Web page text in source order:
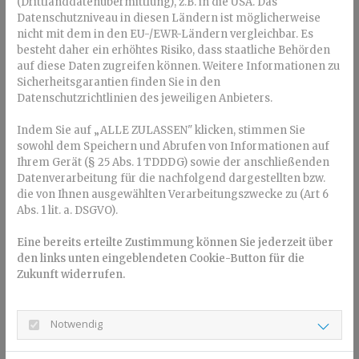
nächtlichem Schwitzen. Die Mundatmung in der Nacht
kann ein weiteres Anzeichen für einen gestörten Schlaf
sein.
Symptome am Tag
Auch am Tag machen sich die Auswirkungen der
Schlafapnoe bemerkbar. Neben einer übermäßigen
Tagesmüdigkeit und einer erhöhten Reizbarkeit können
Konzentrationsstörungen und Verhaltensauffälligkeiten
wie Unruhe und Hyperaktivität auftreten. Zudem kann es
aufgrund des nächtlichen Sauerstoffmangels zu
morgendlichen Kopfschmerzen kommen. Auch am Tag hat
Mundatmung etabliert.
Risikofaktoren
Zu den Risikofaktoren einer Schlafapnoe bei Kindern
zählen Übergewicht, vergrößerte Mandeln/Polypen,
Mundatmung sowie Kieferfehlwachstum.
Datenschutzniveau in diesen Ländern ist möglicherweise
nicht mit dem in den EU-/EWR-Ländern vergleichbar. Es
besteht daher ein erhöhtes Risiko, dass staatliche Behörden
auf diese Daten zugreifen können. Weitere Informationen zu
Sicherheitsgarantien finden Sie in den
Datenschutzrichtlinien des jeweiligen Anbieters.
Indem Sie auf „ALLE ZULASSEN" klicken, stimmen Sie
sowohl dem Speichern und Abrufen von Informationen auf
Ihrem Gerät (§ 25 Abs. 1 TDDDG) sowie der anschließenden
Datenverarbeitung für die nachfolgend dargestellten bzw.
die von Ihnen ausgewählten Verarbeitungszwecke zu (Art 6
Abs. 1 lit. a. DSGVO).
Eine bereits erteilte Zustimmung können Sie jederzeit über
den links unten eingeblendeten Cookie-Button für die
Zukunft widerrufen.
Notwendig